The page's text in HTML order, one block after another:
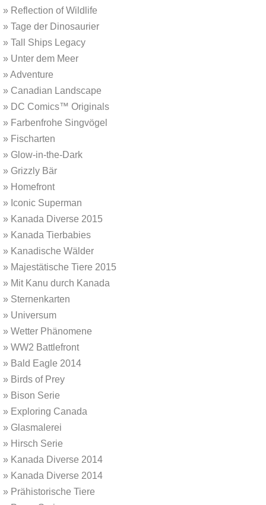
» Reflection of Wildlife
» Tage der Dinosaurier
» Tall Ships Legacy
» Unter dem Meer
»Adventure
» Canadian Landscape
» DC Comics™ Originals
» Farbenfrohe Singvögel
» Fischarten
» Glow-in-the-Dark
» Grizzly Bär
» Homefront
» Iconic Superman
» Kanada Diverse 2015
» Kanada Tierbabies
» Kanadische Wälder
» Majestätische Tiere 2015
» Mit Kanu durch Kanada
» Sternenkarten
» Universum
» Wetter Phänomene
» WW2 Battlefront
» Bald Eagle 2014
» Birds of Prey
» Bison Serie
» Exploring Canada
» Glasmalerei
» Hirsch Serie
» Kanada Diverse 2014
» Kanada Diverse 2014
» Prähistorische Tiere